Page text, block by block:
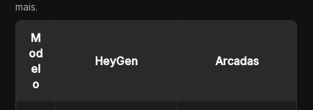
mais.
M
od
el
o
HeyGen Arcadas